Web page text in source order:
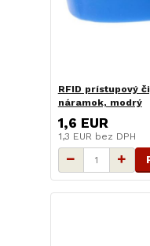
RFID prístupový
náramok, modrý
1,6 EUR
1,3 EUR bez DPH